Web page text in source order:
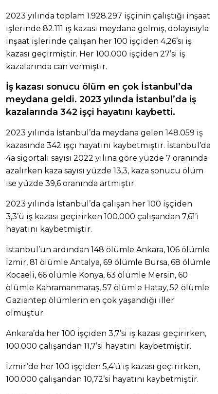
2023 yılında toplam 1.928.297 işçinin çalıştığı inşaat
işlerinde 82.111 iş kazası meydana gelmiş, dolayısıyla
inşaat işlerinde çalışan her 100 işçiden 4,26’sı iş
kazası geçirmiştir. Her 100.000 işçiden 27’si iş
kazalarında can vermiştir.
İş kazası sonucu ölüm en çok İstanbul’da
meydana geldi. 2023 yılında İstanbul’da iş
kazalarında 342 işçi hayatını kaybetti.
2023 yılında İstanbul’da meydana gelen 148.059 iş
kazasında 342 işçi hayatını kaybetmiştir. İstanbul’da
4a sigortalı sayısı 2022 yılına göre yüzde 7 oranında
azalırken kaza sayısı yüzde 13,3, kaza sonucu ölüm
ise yüzde 39,6 oranında artmıştır.
2023 yılında İstanbul’da çalışan her 100 işçiden
3,3’ü iş kazası geçirirken 100.000 çalışandan 7,61’i
hayatını kaybetmiştir.
İstanbul’un ardından 148 ölümle Ankara, 106 ölümle
İzmir, 81 ölümle Antalya, 69 ölümle Bursa, 68 ölümle
Kocaeli, 66 ölümle Konya, 63 ölümle Mersin, 60
ölümle Kahramanmaraş, 57 ölümle Hatay, 52 ölümle
Gaziantep ölümlerin en çok yaşandığı iller
olmuştur.
Ankara’da her 100 işçiden 3,7’si iş kazası geçirirken,
100.000 çalışandan 11,7’si hayatını kaybetmiştir.
İzmir’de her 100 işçiden 5,4’ü iş kazası geçirirken,
100.000 çalışandan 10,72’si hayatını kaybetmiştir.